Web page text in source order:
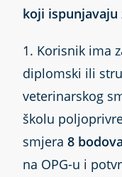
koji
1. Korisnik ima
diplomski ili
veterinarskog
školu
smjera8 bodova
na OPG-u i